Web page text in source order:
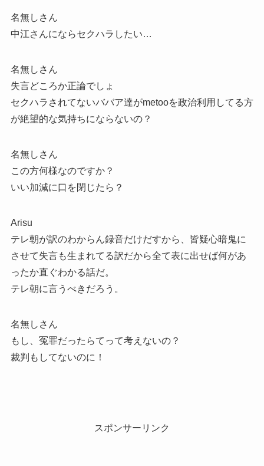
名無しさん
中江さんにならセクハラしたい…
名無しさん
失言どころか正論でしょ
セクハラされてないババア達がmetooを政治利用してる方
が絶望的な気持ちにならないの？
名無しさん
この方何様なのですか？
いい加減に口を閉じたら？
Arisu
テレ朝が訳のわからん録音だけだすから、皆疑心暗鬼に
させて失言も生まれてる訳だから全て表に出せば何があ
ったか直ぐわかる話だ。
テレ朝に言うべきだろう。
名無しさん
もし、冤罪だったらてって考えないの？
裁判もしてないのに！
スポンサーリンク